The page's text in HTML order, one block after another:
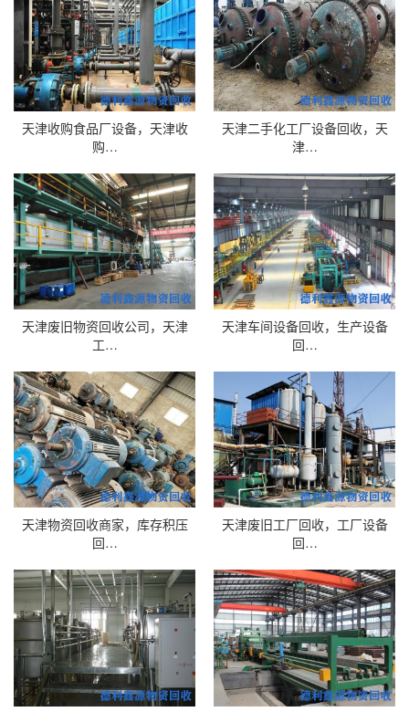
天津收购食品厂设备，天津收
购…
天津二手化工厂设备回收，天
津…
天津废旧物资回收公司，天津
工…
天津车间设备回收，生产设备
回…
天津物资回收商家，库存积压
回…
天津废旧工厂回收，工厂设备
回…